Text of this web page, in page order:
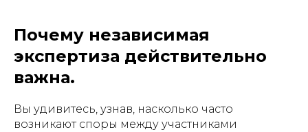
Почему независимая
экспертиза действительно
важна.
Вы удивитесь, узнав, насколько часто
возникают споры между участниками